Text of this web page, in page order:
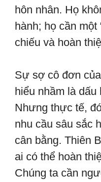
hôn nhân. Họ
hành; họ cần một
chiếu và hoàn
Sự sợ cô đơn
hiểu nhầm là
Nhưng thực tế,
nhu cầu sâu sắc
cân bằng. Thiên
ai có thể hoàn
Chúng ta cần